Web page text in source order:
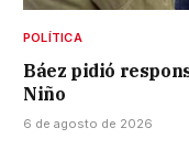
POLÍTICA
Báez pidió
Niño
6 de agosto de 2026